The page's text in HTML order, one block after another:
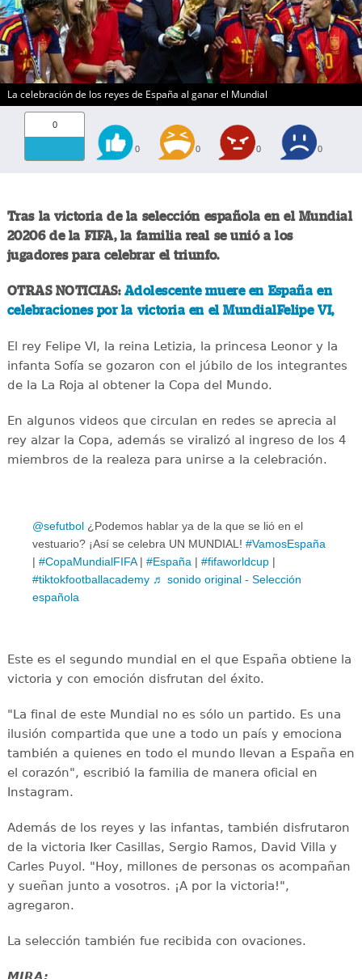
La celebración de los reyes de España al ganar el Mundial
0
0 0 0 0
Tras la victoria de la selección española en el Mundial
20206 de la FIFA, la familia real se unió a los
jugadores para celebrar el triunfo.
OTRAS NOTICIAS: Adolescente muere en España en
celebraciones por la victoria en el MundialFelipe VI,
El rey Felipe VI, la reina Letizia, la princesa Leonor y la
infanta Sofía se gozaron con el júbilo de los integrantes
de la La Roja al obtener la Copa del Mundo.
En algunos videos que circulan en redes se aprecia al
rey alzar la Copa, además se viralizó al ingreso de los 4
miembros de la realeza para unirse a la celebración.
@sefutbol ¿Podemos hablar ya de la que se lió en el
vestuario? ¡Así se celebra UN MUNDIAL! #VamosEspaña
| #CopaMundialFIFA| #España | #fifaworldcup |
#tiktokfootballacademy ♬ sonido original - Selección
española
Este es el segundo mundial en el que España obtiene la
victoria y con emoción disfrutan del éxito.
"La final de este Mundial no es sólo un partido. Es una
ilusión compartida que une a todo un país y emociona
también a quienes en todo el mundo llevan a España en
el corazón", escribió la familia de manera oficial en
Instagram.
Además de los reyes y las infantas, también disfrutaron
de la victoria Iker Casillas, Sergio Ramos, David Villa y
Carles Puyol. "Hoy, millones de personas os acompañan
y sueñan junto a vosotros. ¡A por la victoria!",
agregaron.
La selección también fue recibida con ovaciones.